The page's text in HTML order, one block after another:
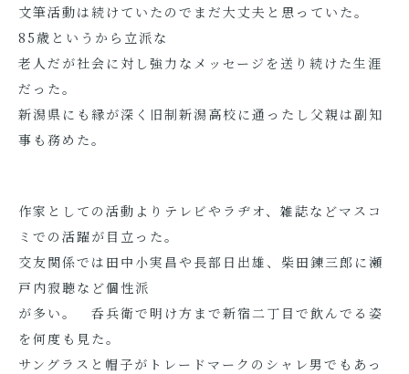
文筆活動は続けていたのでまだ大丈夫と思っていた。
85歳というから立派な
老人だが社会に対し強力なメッセージを送り続けた生涯
だった。
新潟県にも縁が深く旧制新潟高校に通ったし父親は副知
事も務めた。
作家としての活動よりテレビやラヂオ、雑誌などマスコ
ミでの活躍が目立った。
交友関係では田中小実昌や長部日出雄、柴田錬三郎に瀬
戸内寂聴など個性派
が多い。 呑兵衛で明け方まで新宿二丁目で飲んでる姿
を何度も見た。
サングラスと帽子がトレードマークのシャレ男でもあっ